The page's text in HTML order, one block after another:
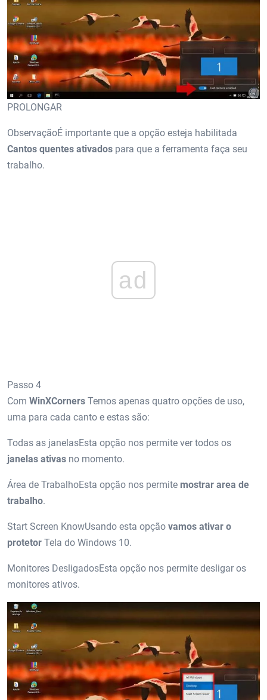
PROLONGAR
ObservaçãoÉ importante que a opção esteja habilitada
Cantos quentes ativados para que a ferramenta faça seu
trabalho.
ad
Passo 4
Com WinXCorners Temos apenas quatro opções de uso,
uma para cada canto e estas são:
Todas as janelasEsta opção nos permite ver todos os
janelas ativas no momento.
Área de TrabalhoEsta opção nos permite mostrar area de
trabalho.
Start Screen KnowUsando esta opção vamos ativar o
protetor Tela do Windows 10.
Monitores DesligadosEsta opção nos permite desligar os
monitores ativos.